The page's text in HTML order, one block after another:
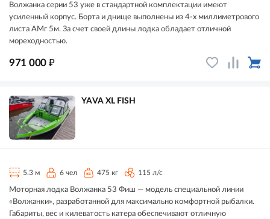
Волжанка серии 53 уже в стандартной комплектации имеют
усиленный корпус. Борта и днище выполнены из 4-х миллиметрового
листа АМг 5м. За счет своей длины лодка обладает отличной
мореходностью.
971 000 ₽
YAVA XL FISH
5.3 м 6 чел 475 кг 115 л/с
Моторная лодка Волжанка 53 Фиш — модель специальной линии
«Волжанки», разработанной для максимально комфортной рыбалки.
Габариты, вес и килеватость катера обеспечивают отличную